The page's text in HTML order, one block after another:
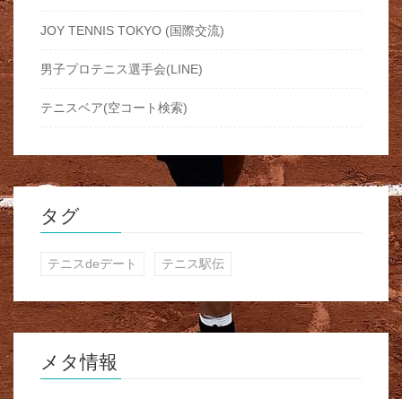
JOY TENNIS TOKYO (国際交流)
男子プロテニス選手会(LINE)
テニスベア(空コート検索)
タグ
テニスdeデート テニス駅伝
メタ情報